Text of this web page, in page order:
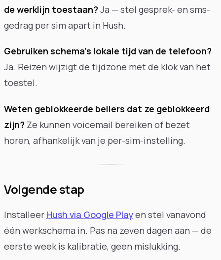
de werklijn toestaan?Ja — stel gesprek- en sms-
gedrag per sim apart in Hush.
Gebruiken schema's lokale tijd van de telefoon?
Ja. Reizen wijzigt de tijdzone met de klok van het
toestel.
Weten geblokkeerde bellers dat ze geblokkeerd
zijn? Ze kunnen voicemail bereiken of bezet
horen, afhankelijk van je per-sim-instelling.
Volgende stap
Installeer Hush via Google Playen stel vanavond
één werkschema in. Pas na zeven dagen aan — de
eerste week is kalibratie, geen mislukking.